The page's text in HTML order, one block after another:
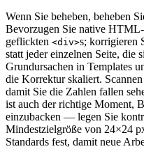
Wenn Sie beheben, beheben
Bevorzugen Sie native
geflickten <div>s; korrigieren
statt jeder einzelnen Seite, die
Grundursachen in Templates
die Korrektur skaliert.
damit Sie die Zahlen fallen
ist auch der richtige Moment,
einzubacken — legen Sie
Mindestzielgröße von 24×24
Standards fest, damit neue